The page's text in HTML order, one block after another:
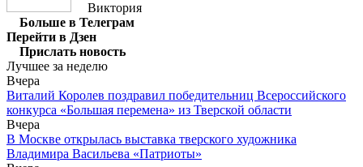
Виктория
Больше в Телеграм
Перейти в Дзен
Прислать новость
Лучшее за неделю
Вчера
Виталий Королев поздравил победительниц Всероссийского
конкурса «Большая перемена» из Тверской области
Вчера
В Москве открылась выставка тверского художника
Владимира Васильева «Патриоты»